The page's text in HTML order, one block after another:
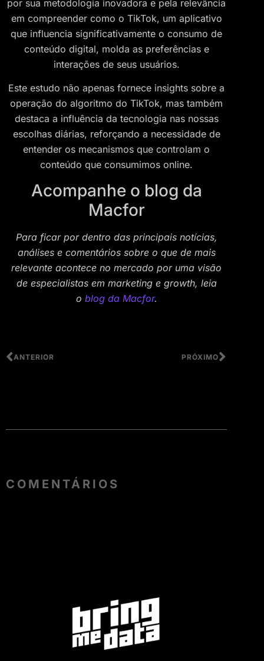
por sua metodologia inovadora e pela relevância
em compreender como o TikTok, um aplicativo
que influencia significativamente o consumo de
conteúdo digital, molda as preferências e
interações de seus usuários.
Este estudo não apenas fornece insights sobre a
operação do algoritmo do TikTok, mas também
destaca a influência da tecnologia nas nossas
escolhas diárias, reforçando a necessidade de
entender os mecanismos que controlam o
conteúdo que consumimos online.
Acompanhe o blog da
Macfor
Para ficar por dentro das principais notícias,
análises e comentários sobre o que de mais
relevante acontece no mercado por uma visão
de especialistas em marketing e growth, leia
o blog da Macfor.
ANTERIOR PRÓXIMO
COMENTÁRIOS